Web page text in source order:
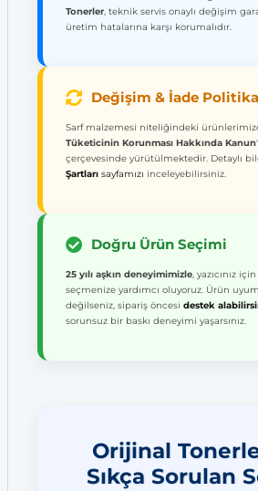
Tonerler, teknik servis onaylı değişim
üretim hatalarına karşı korumalıdır.
Değişim & İade
Sarf malzemesi niteliğindeki
Tüketicinin Korunması Hakkında Kanun
çerçevesinde yürütülmektedir. Detaylı
Şartları sayfamızı inceleyebilirsiniz.
Doğru Ürün Seçimi
25 yılı aşkın deneyimimizle, yazıcınız
seçmenize yardımcı oluyoruz. Ürün
değilseniz, sipariş öncesi destek
sorunsuz bir baskı deneyimi yaşarsınız.
Orijinal
Sıkça Sorulan